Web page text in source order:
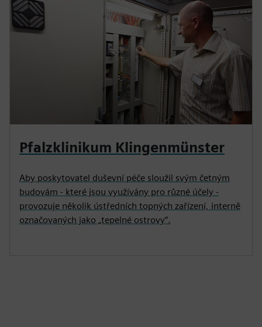
Pfalzklinikum Klingenmünster
Aby poskytovatel duševní péče sloužil svým četným
budovám - které jsou využívány pro různé účely -
provozuje několik ústředních topných zařízení, interně
označovaných jako „tepelné ostrovy“.